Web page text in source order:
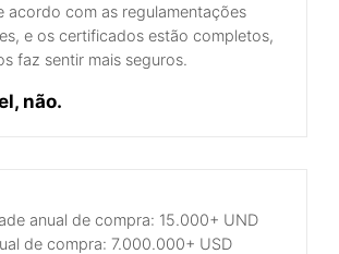
acordo com as regulamentações
e os certificados estão completos,
faz sentir mais seguros.
não.
anual de compra: 15.000+ UND
de compra: 7.000.000+ USD